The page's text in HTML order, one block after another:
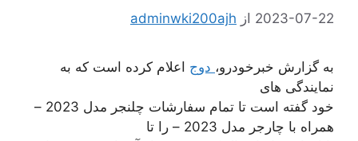
2023-07-22 از adminwki200ajh
به گزارش خبرخودرو، دوج اعلام کرده است که به
نمایندگی های
خود گفته است تا تمام سفارشات چلنجر مدل 2023 –
همراه با چارجر مدل 2023 – را تا